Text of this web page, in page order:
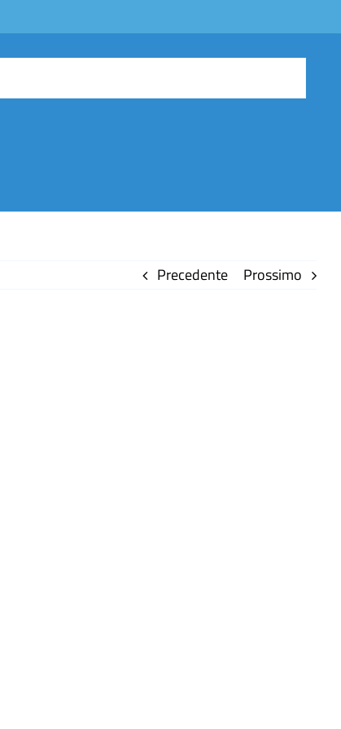
Precedente Prossimo